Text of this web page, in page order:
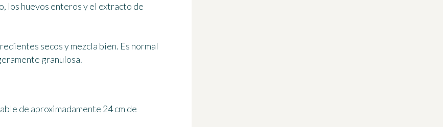
los huevos enteros y el extracto de
secos y mezcla bien. Es normal
granulosa.
de aproximadamente 24 cm de